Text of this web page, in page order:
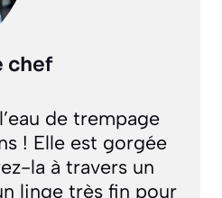
chef
de trempage
! Elle est gorgée
la à travers un
linge très fin pour